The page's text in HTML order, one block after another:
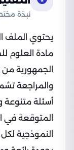
نبذة
يحتوي الملف
الجمهورية من
والمراجعة
أسئلة متنوعة
المتوقعة في
النموذجية